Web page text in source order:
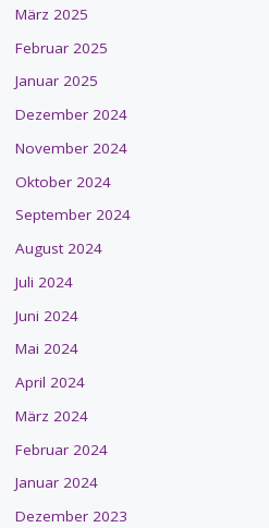
März 2025
Februar 2025
Januar 2025
Dezember 2024
November 2024
Oktober 2024
September 2024
August 2024
Juli 2024
Juni 2024
Mai 2024
April 2024
März 2024
Februar 2024
Januar 2024
Dezember 2023